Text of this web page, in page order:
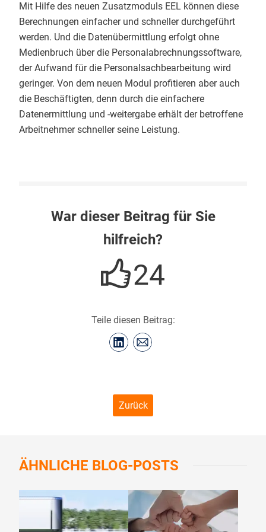
Mit Hilfe des neuen Zusatzmoduls EEL können diese
Berechnungen einfacher und schneller durchgeführt
werden. Und die Datenübermittlung erfolgt ohne
Medienbruch über die Personalabrechnungssoftware,
der Aufwand für die Personalsachbearbeitung wird
geringer. Von dem neuen Modul profitieren aber auch
die Beschäftigten, denn durch die einfachere
Datenermittlung und -weitergabe erhält der betroffene
Arbeitnehmer schneller seine Leistung.
War dieser Beitrag für Sie
hilfreich?
24
Teile diesen Beitrag:
Zurück
ÄHNLICHE BLOG-POSTS